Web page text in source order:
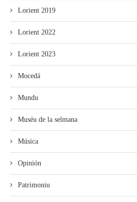
Lorient 2019
Lorient 2022
Lorient 2023
Mocedá
Mundu
Muséu de la selmana
Música
Opinión
Patrimoniu